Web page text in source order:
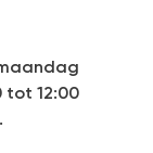
tot 12:00